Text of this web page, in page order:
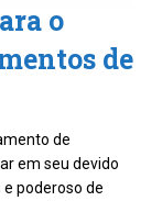
o
de
de
em seu devido
poderoso de